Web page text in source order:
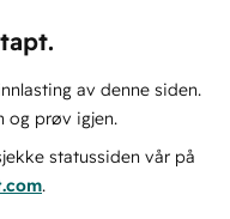
av denne siden.
og prøv igjen.
statussiden vår på
.